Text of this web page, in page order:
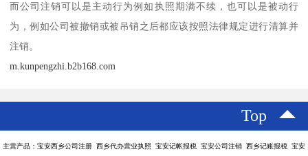
而公司注销可以是主动行为例如执照期满不续，也可以是被动行
为，例如公司被撤销或被吊销之后都应该按照法律规定进行清算并
注销。
m.kunpengzhi.b2b168.com
Top
主营产品：宝安西乡公司注册 西乡代办营业执照 宝安记帐报税 宝安公司注销 西乡记账报税 宝安